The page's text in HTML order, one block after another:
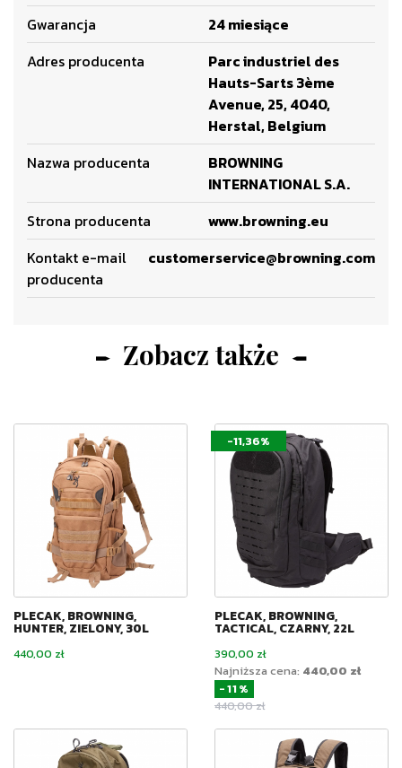
Gwarancja
24 miesiące
Adres producenta
Parc industriel des
Hauts-Sarts 3ème
Avenue, 25, 4040,
Herstal, Belgium
Nazwa producenta
BROWNING
INTERNATIONAL S.A.
Strona producenta
www.browning.eu
Kontakt e-mail
producenta
customerservice@browning.com
Zobacz także
PLECAK, BROWNING,
HUNTER, ZIELONY, 30L
Cena
440,00 zł
PLECAK, BROWNING,
TACTICAL, CZARNY, 22L
Cena
390,00 zł
Najniższa cena: 440,00 zł
-11%
Cena podstawowa
440,00 zł
-11,36%